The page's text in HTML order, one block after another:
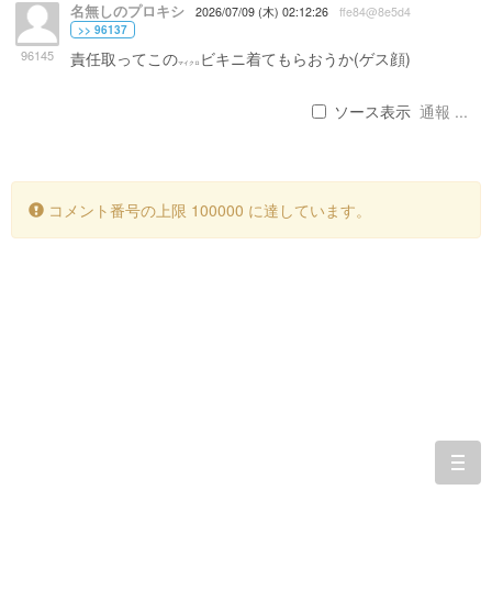
96145
名無しのプロキシ 2026/07/09 (木) 02:12:26 ffe84@8e5d4
>> 96137
責任取ってこのマイクロ ビキニ着てもらおうか(ゲス顔)
ソース表示 通報 ...
コメント番号の上限 100000 に達しています。